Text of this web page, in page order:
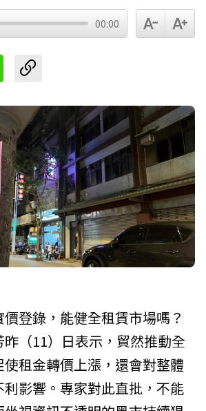
00:00
登錄，能健全租賃市場嗎？
（11）日表示，貿然推動全
租金轉價上漲，還會對整體
影響。專家對此直批，不能